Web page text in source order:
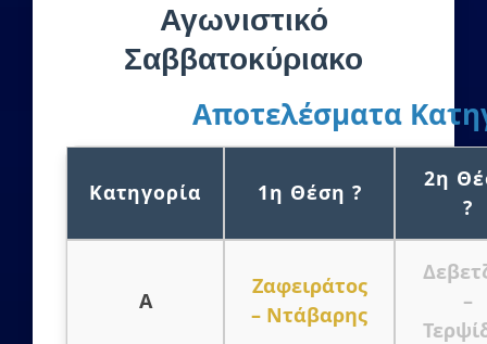
Αγωνιστικό
Σαββατοκύριακο
Αποτελέσματα
Κατηγορία 1η Θέση ?
2η
?
Α
Ζαφειράτος
– Ντάβαρης
–